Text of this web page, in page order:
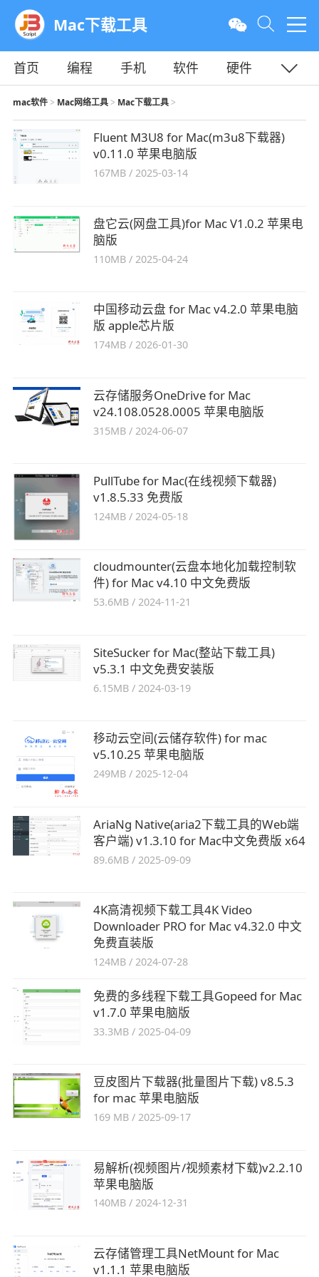
Mac下载工具
首页 编程 手机 软件
硬件
教程
平面 服务器
mac软件> Mac网络工具> Mac下载工具>
Fluent M3U8 for Mac(m3u8下载器)
v0.11.0 苹果电脑版
167MB /2025-03-14
盘它云(网盘工具)for Mac V1.0.2 苹果电
脑版
110MB / 2025-04-24
中国移动云盘 for Mac v4.2.0 苹果电脑
版 apple芯片版
174MB /2026-01-30
云存储服务OneDrive for Mac
v24.108.0528.0005 苹果电脑版
315MB / 2024-06-07
PullTube for Mac(在线视频下载器)
v1.8.5.33 免费版
124MB /2024-05-18
cloudmounter(云盘本地化加载控制软
件) for Mac v4.10 中文免费版
53.6MB /2024-11-21
SiteSucker for Mac(整站下载工具)
v5.3.1 中文免费安装版
6.15MB /2024-03-19
移动云空间(云储存软件) for mac
v5.10.25 苹果电脑版
249MB /2025-12-04
AriaNg Native(aria2下载工具的Web端
客户端) v1.3.10 for Mac中文免费版 x64
89.6MB / 2025-09-09
4K高清视频下载工具4K Video
Downloader PRO for Mac v4.32.0 中文
免费直装版
124MB /2024-07-28
免费的多线程下载工具Gopeed for Mac
v1.7.0 苹果电脑版
33.3MB / 2025-04-09
豆皮图片下载器(批量图片下载) v8.5.3
for mac 苹果电脑版
169 MB /2025-09-17
易解析(视频图片/视频素材下载)v2.2.10
苹果电脑版
140MB /2024-12-31
云存储管理工具NetMount for Mac
v1.1.1 苹果电脑版